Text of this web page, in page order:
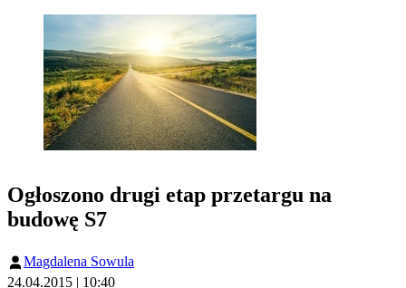
Ogłoszono drugi etap przetargu na
budowę S7
Magdalena Sowula
24.04.2015 | 10:40